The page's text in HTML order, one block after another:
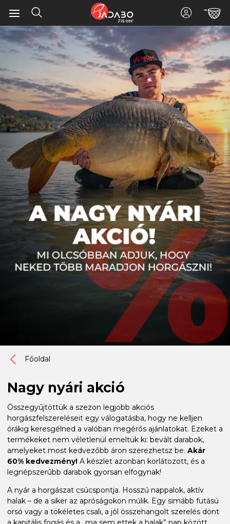
Főoldal
Nagy nyári akció
Összegyűjtöttük a szezon legjobb akciós
horgászfelszereléseit egy válogatásba, hogy ne kelljen
órákig keresgélned a valóban megérős ajánlatokat. Ezeket a
termékeket nem véletlenül emeltük ki: bevált darabok,
amelyeket most kedvezőbb áron szerezhetsz be. Akár
60% kedvezmény! A készlet azonban korlátozott, és a
legnépszerűbb darabok gyorsan elfogynak!
A nyár a horgászat csúcspontja. Hosszú nappalok, aktív
halak – de a siker az apróságokon múlik. Egy simább futású
orsó vagy a tökéletes csali, a jól összehangolt szerelés dönt